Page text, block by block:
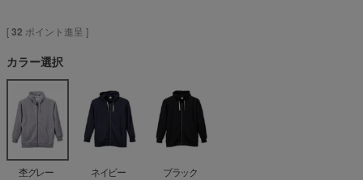
[32 ポイント進呈 ]
カラー選択
杢グレー ネイビー ブラック